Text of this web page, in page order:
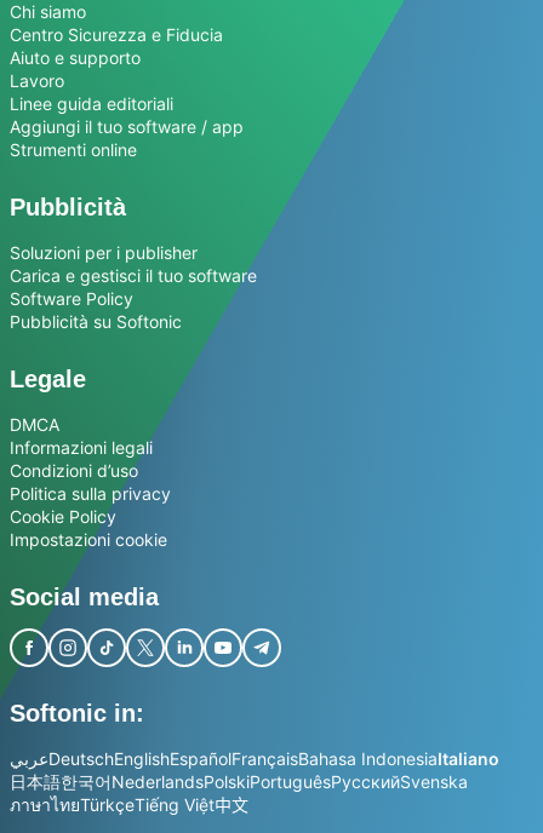
Chi siamo
Centro Sicurezza e Fiducia
Aiuto e supporto
Lavoro
Linee guida editoriali
Aggiungi il tuo software / app
Strumenti online
Pubblicità
Soluzioni per i publisher
Carica e gestisci il tuo software
Software Policy
Pubblicità su Softonic
Legale
DMCA
Informazioni legali
Condizioni d’uso
Politica sulla privacy
Cookie Policy
Impostazioni cookie
Social media
Softonic in:
عربيDeutschEnglishEspañolFrançaisBahasa IndonesiaItaliano
日本語한국어NederlandsPolskiPortuguêsРусскийSvenska
ภาษาไทยTürkçeTiếng Việt中文